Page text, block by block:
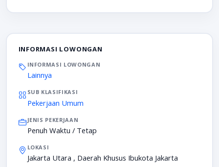
INFORMASI LOWONGAN
INFORMASI LOWONGAN
Lainnya
SUB KLASIFIKASI
Pekerjaan Umum
JENIS PEKERJAAN
Penuh Waktu / Tetap
LOKASI
Jakarta Utara , Daerah Khusus Ibukota Jakarta